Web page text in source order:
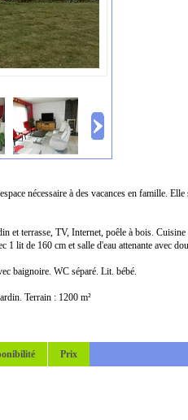
nécessaire à des vacances en famille.
et terrasse, TV, Internet, poêle à bois.
1 lit de 160 cm et salle d'eau attenante avec
baignoire. WC séparé. Lit. bébé.
Terrain : 1200 m²
Prix